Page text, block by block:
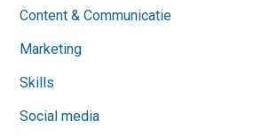
Content & Communicatie
Marketing
Skills
Social media